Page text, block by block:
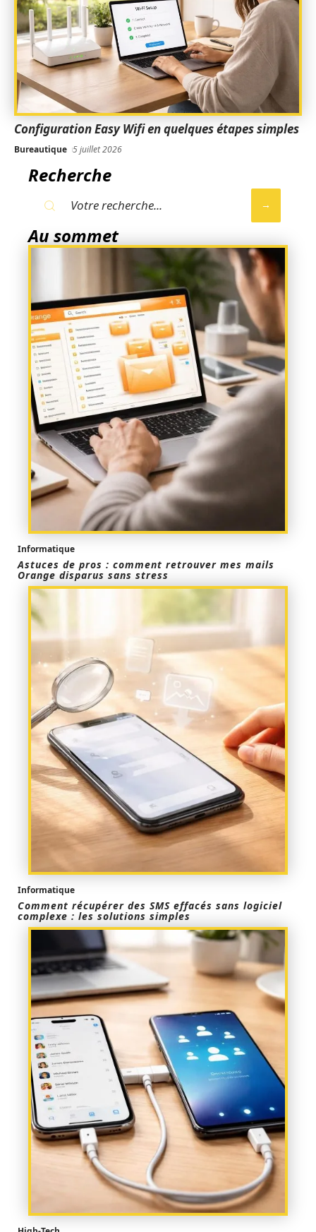
Configuration Easy Wifi en quelques étapes simples
Bureautique 5 juillet 2026
Recherche
Au sommet
Informatique
Astuces de pros : comment retrouver mes mails
Orange disparus sans stress
Informatique
Comment récupérer des SMS effacés sans logiciel
complexe : les solutions simples